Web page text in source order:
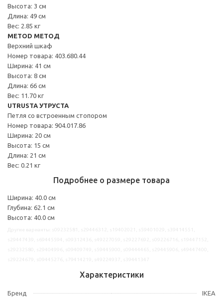
Высота: 3 см
Длина: 49 см
Вес: 2.85 кг
METOD МЕТОД
Верхний шкаф
Номер товара: 403.680.44
Ширина: 41 см
Высота: 8 см
Длина: 66 см
Вес: 11.70 кг
UTRUSTA УТРУСТА
Петля со встроенным стопором
Номер товара: 904.017.86
Ширина: 20 см
Высота: 15 см
Длина: 21 см
Вес: 0.21 кг
Подробнее о размере товара
Ширина: 40.0 см
Глубина: 62.1 см
Высота: 40.0 см
Характеристики
Бренд IKEA